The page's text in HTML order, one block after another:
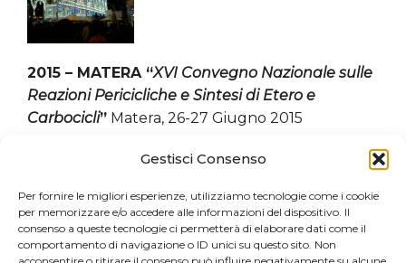
Gestisci Consenso
Per fornire le migliori esperienze, utilizziamo tecnologie come i cookie
per memorizzare e/o accedere alle informazioni del dispositivo. Il
consenso a queste tecnologie ci permetterà di elaborare dati come il
comportamento di navigazione o ID unici su questo sito. Non
2015 – MATERA “XVI Convegno Nazionale sulle
Reazioni Pericicliche e Sintesi di Etero e
Carbocicli” Matera, 26-27 Giugno 2015
Programma Convegno